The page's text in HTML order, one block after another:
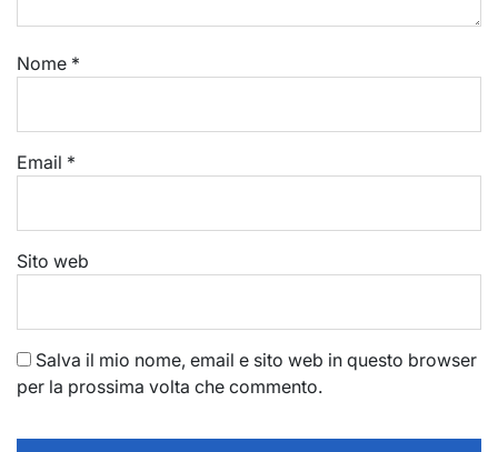
Nome *
Email *
Sito web
Salva il mio nome, email e sito web in questo browser
per la prossima volta che commento.